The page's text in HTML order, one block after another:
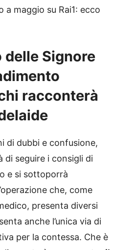
a maggio su Rai1: ecco
delle Signore
racconterà
di dubbi e confusione,
di seguire i consigli di
e si sottoporrà
che, come
presenta diversi
anche l’unica via di
per la contessa. Che è